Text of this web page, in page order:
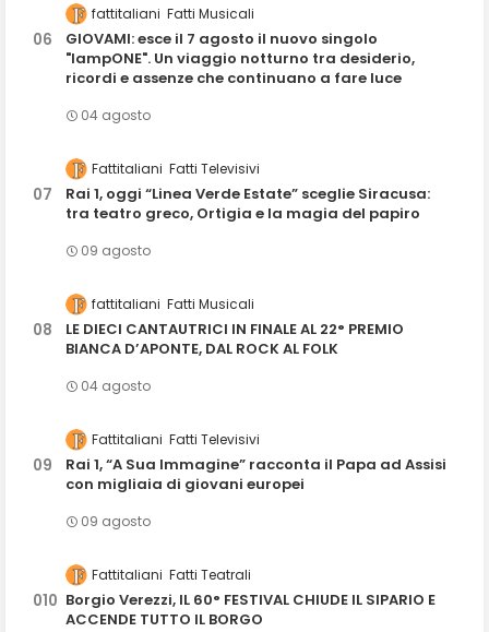
fattitaliani Fatti Musicali
GIOVAMI: esce il 7 agosto il nuovo singolo
"lampONE". Un viaggio notturno tra desiderio,
ricordi e assenze che continuano a fare luce
04 agosto
Fattitaliani Fatti Televisivi
Rai 1, oggi “Linea Verde Estate” sceglie Siracusa:
tra teatro greco, Ortigia e la magia del papiro
09 agosto
fattitaliani Fatti Musicali
LE DIECI CANTAUTRICI IN FINALE AL 22° PREMIO
BIANCA D’APONTE, DAL ROCK AL FOLK
04 agosto
Fattitaliani Fatti Televisivi
Rai 1, “A Sua Immagine” racconta il Papa ad Assisi
con migliaia di giovani europei
09 agosto
Fattitaliani Fatti Teatrali
Borgio Verezzi, IL 60° FESTIVAL CHIUDE IL SIPARIO E
ACCENDE TUTTO IL BORGO